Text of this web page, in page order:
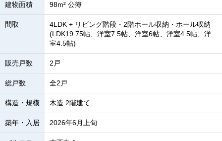
建物面積 98m² 公簿
間取
4LDK + リビング階段・2階ホール収納・ホール収納
(LDK19.75帖、洋室7.5帖、洋室6帖、洋室4.5帖、洋
室4.5帖)
販売戸数 2戸
総戸数 全2戸
構造・規模 木造 2階建て
築年・入居 2026年6月上旬